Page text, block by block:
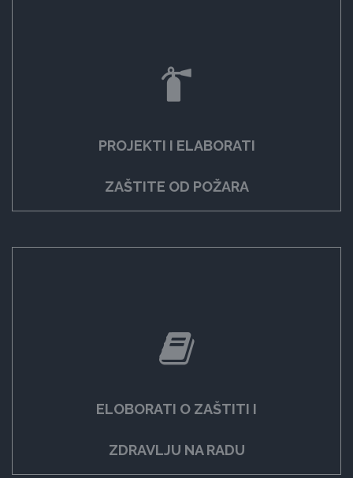
PROJEKTI I ELABORATI
ZAŠTITE OD POŽARA
ELOBORATI O ZAŠTITI I
ZDRAVLJU NA RADU